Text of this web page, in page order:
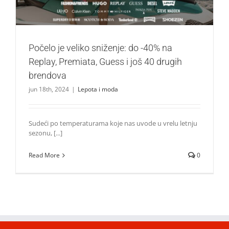
Počelo je veliko sniženje: do -40% na
Replay, Premiata, Guess i još 40 drugih
brendova
jun 18th, 2024 | Lepota i moda
Sudeći po temperaturama koje nas uvode u vrelu letnju
sezonu, [...]
Read More 0